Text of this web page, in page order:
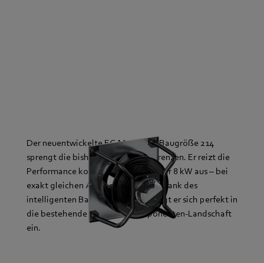
Der neuentwickelte EC-Motor der Baugröße 214
sprengt die bisherigen Leistungsgrenzen. Er reizt die
Performance kompromisslos auf über 8 kW aus – bei
exakt gleichen Abmessungen. Und dank des
intelligenten Baukasten-Prinzips fügt er sich perfekt in
die bestehende modulare Komponenten-Landschaft
ein.